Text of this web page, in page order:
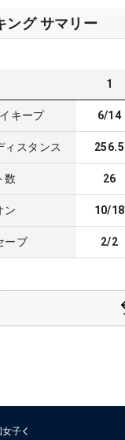
ング サマリー
1
キープ 6/14
ィスタンス 256.5
数 26
ン 10/18
ーブ 2/2
女子